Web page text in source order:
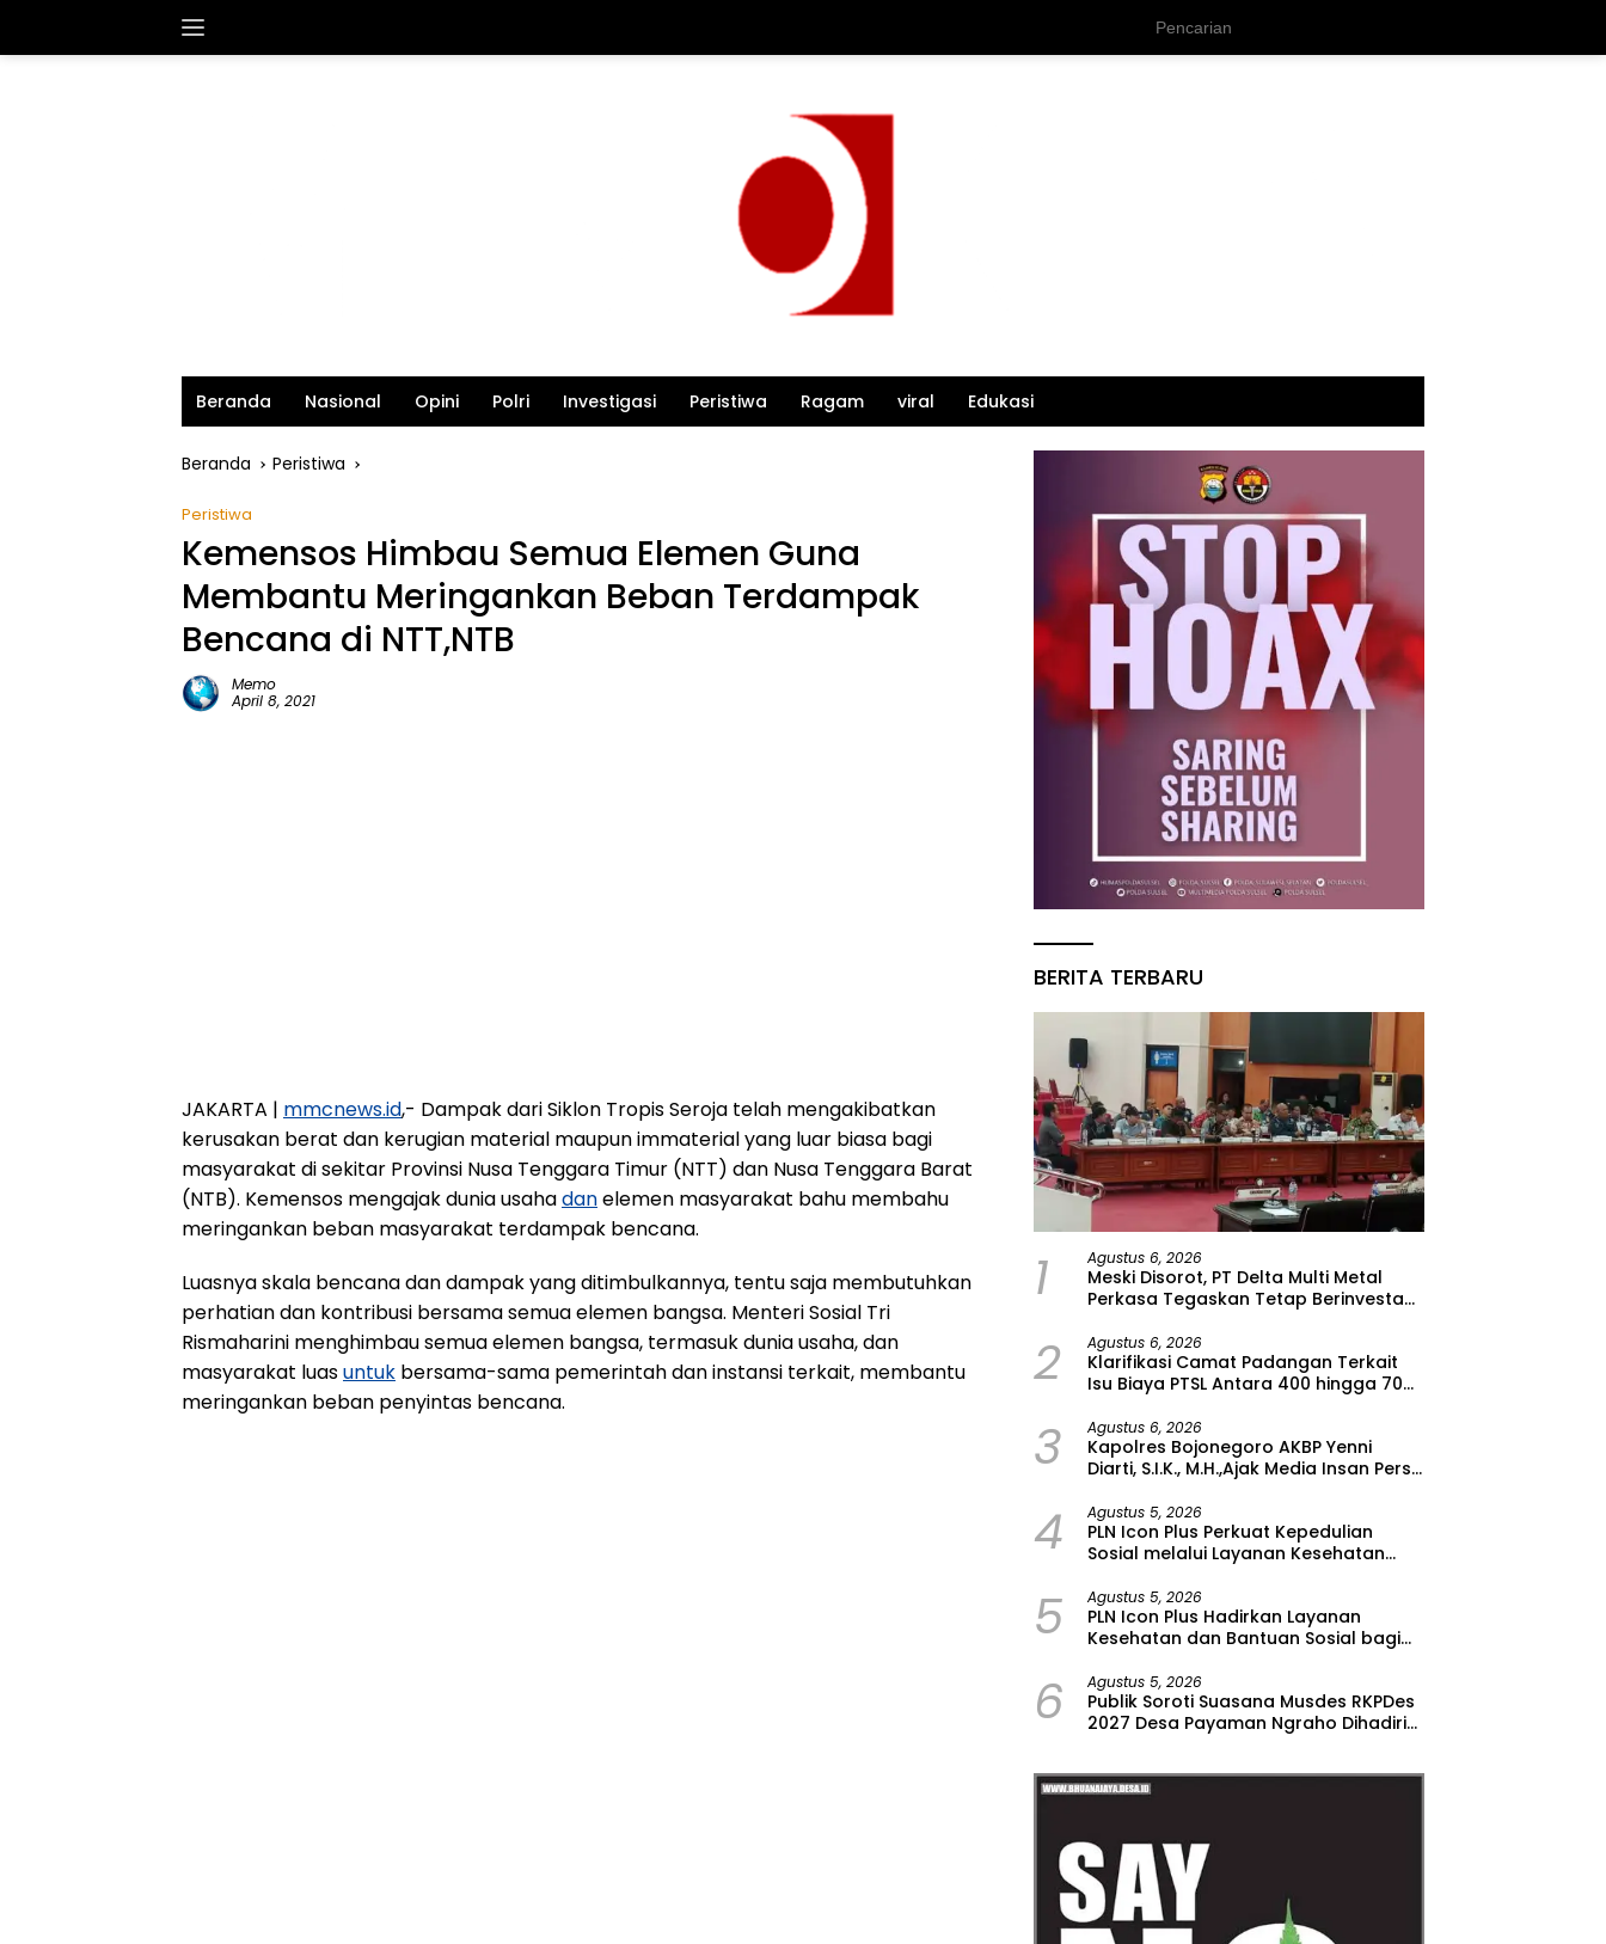
Beranda Nasional Opini Polri Investigasi Peristiwa Ragam viral Edukasi
Beranda Peristiwa
Peristiwa
Kemensos Himbau Semua Elemen Guna
Membantu Meringankan Beban Terdampak
Bencana di NTT,NTB
Memo
April 8, 2021
JAKARTA | mmcnews.id,- Dampak dari Siklon Tropis Seroja telah mengakibatkan
kerusakan berat dan kerugian material maupun immaterial yang luar biasa bagi
masyarakat di sekitar Provinsi Nusa Tenggara Timur (NTT) dan Nusa Tenggara Barat
(NTB). Kemensos mengajak dunia usahadanelemen masyarakat bahu membahu
meringankan beban masyarakat terdampak bencana.
Luasnya skala bencana dan dampak yang ditimbulkannya, tentu saja membutuhkan
perhatian dan kontribusi bersama semua elemen bangsa. Menteri Sosial Tri
Rismaharini menghimbau semua elemen bangsa, termasuk dunia usaha, dan
masyarakat luasuntuk bersama-sama pemerintah dan instansi terkait, membantu
meringankan beban penyintas bencana.
BERITA TERBARU
1 Agustus 6, 2026
Meski Disorot, PT Delta Multi Metal
Perkasa Tegaskan Tetap Berinvestasi
2 Agustus 6, 2026
Klarifikasi Camat Padangan Terkait
Isu Biaya PTSL Antara 400 hingga 700
3 Agustus 6, 2026
Kapolres Bojonegoro AKBP Yenni
Diarti, S.I.K., M.H.,Ajak Media Insan Pers
4 Agustus 5, 2026
PLN Icon Plus Perkuat Kepedulian
Sosial melalui Layanan Kesehatan
Lansia di Malang
5 Agustus 5, 2026
PLN Icon Plus Hadirkan Layanan
Kesehatan dan Bantuan Sosial bagi
6 Agustus 5, 2026
Publik Soroti Suasana Musdes RKPDes
2027 Desa Payaman Ngraho Dihadiri